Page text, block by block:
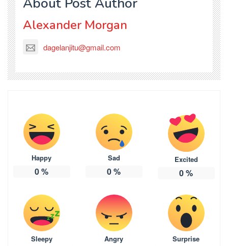
Alexander Morgan
dagelanjitu@gmail.com
Happy
0%
Sad
0%
Excited
0%
Sleepy Angry Surprise